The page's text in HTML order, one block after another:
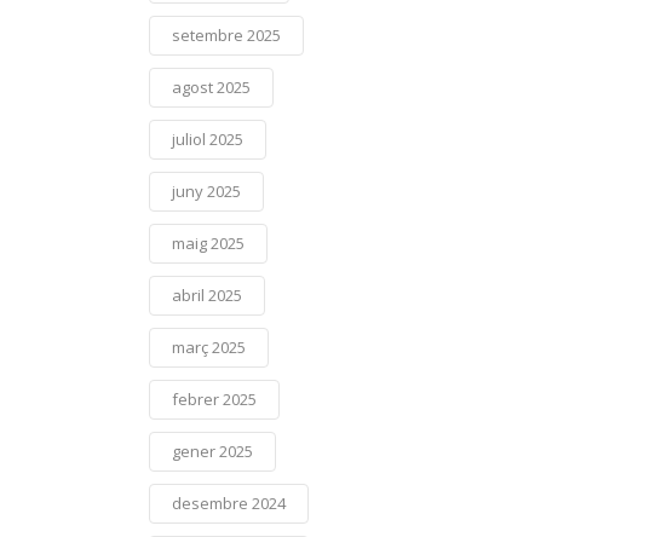
setembre 2025
agost 2025
juliol 2025
juny 2025
maig 2025
abril 2025
març 2025
febrer 2025
gener 2025
desembre 2024